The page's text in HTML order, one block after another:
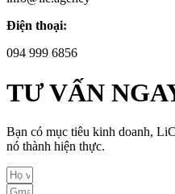
Điện thoại:
094 999 6856
TƯ VẤN
Bạn có mục tiêu kinh doanh,
nó thành hiện thực.